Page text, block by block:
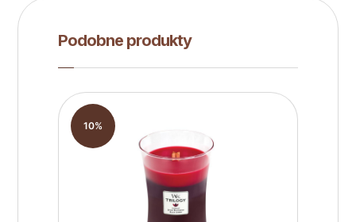
Podobne produkty
10%